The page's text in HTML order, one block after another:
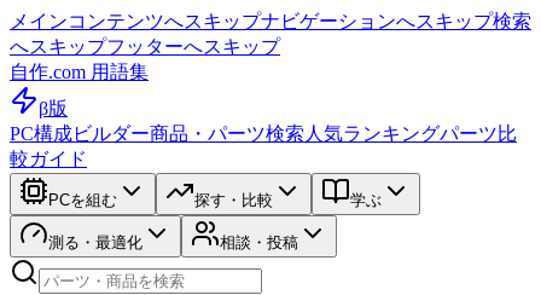
メインコンテンツへスキップナビゲーションへスキップ検索
へスキップフッターへスキップ
自作.com 用語集
β版
PC構成ビルダー商品・パーツ検索 人気ランキングパーツ比
較ガイド
PCを組む 探す・比較 学ぶ
測る・最適化 相談・投稿